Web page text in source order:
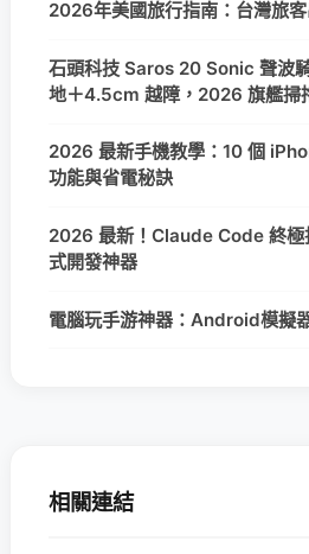
2026年美國旅行指南：台灣旅
石頭科技 Saros 20 Sonic 聲波
地＋4.5cm 越障，2026 旗艦掃
2026 最新手機教學：10 個
功能與省電秘訣
2026 最新！Claude Code 終極
式開發神器
電腦玩手游神器：Android模擬
相關連結